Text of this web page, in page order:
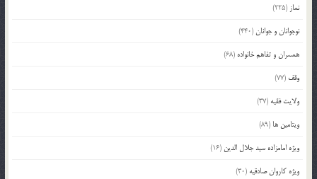
نماز (225)
نوجوانان و جوانان(440)
همسران و تفاهم خانواده (68)
وقف (77)
ولایت فقیه (37)
ویتامین ها (89)
ویژه امامزاده سید جلال الدین (16)
ویژه کاروان صادقیه (30)